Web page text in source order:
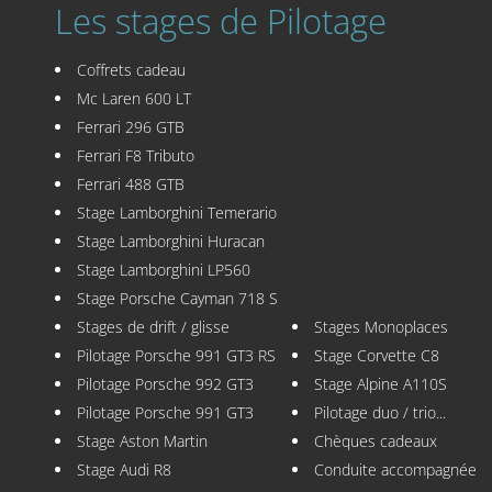
Les stages de Pilotage
Coffrets cadeau
Mc Laren 600 LT
Ferrari 296 GTB
Ferrari F8 Tributo
Ferrari 488 GTB
Stage Lamborghini Temerario
Stage Lamborghini Huracan
Stage Lamborghini LP560
Stage Porsche Cayman 718 S
Stages de drift / glisse
Pilotage Porsche 991 GT3 RS
Pilotage Porsche 992 GT3
Pilotage Porsche 991 GT3
Stage Aston Martin
Stage Audi R8
Stages Monoplaces
Stage Corvette C8
Stage Alpine A110S
Pilotage duo / trio...
Chèques cadeaux
Conduite accompagnée